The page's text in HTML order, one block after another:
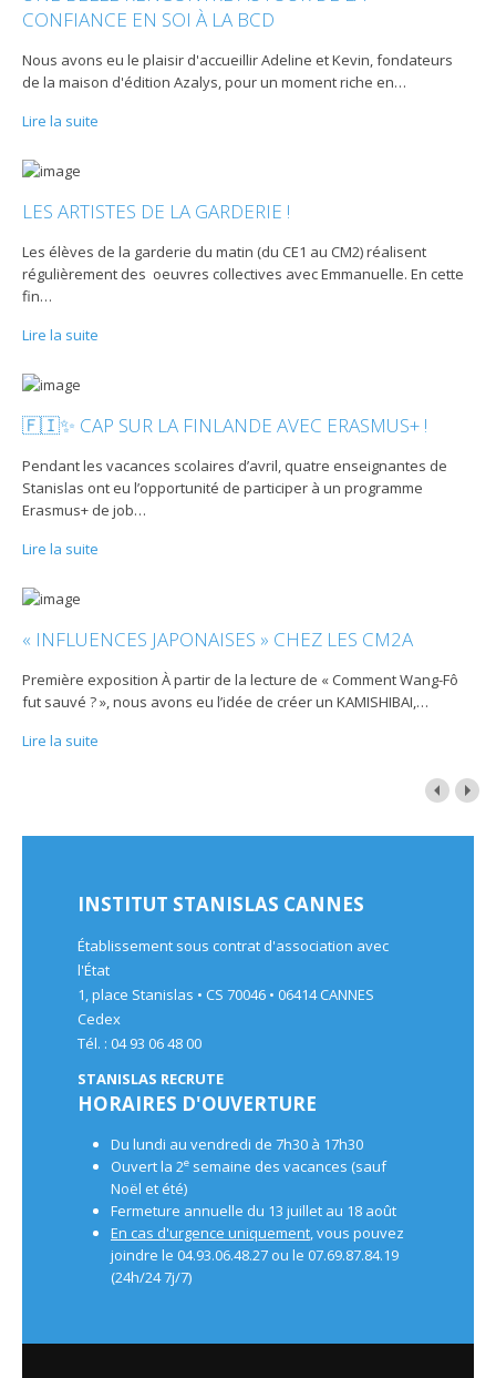
CONFIANCE EN SOI À LA BCD
Nous avons eu le plaisir d'accueillir Adeline et Kevin, fondateurs
de la maison d'édition Azalys, pour un moment riche en…
Lire la suite
LES ARTISTES DE LA GARDERIE !
Les élèves de la garderie du matin (du CE1 au CM2) réalisent
régulièrement des oeuvres collectives avec Emmanuelle. En cette
fin…
Lire la suite
🇫🇮✨ CAP SUR LA FINLANDE AVEC ERASMUS+ !
Pendant les vacances scolaires d’avril, quatre enseignantes de
Stanislas ont eu l’opportunité de participer à un programme
Erasmus+ de job…
Lire la suite
« INFLUENCES JAPONAISES » CHEZ LES CM2A
Première exposition À partir de la lecture de « Comment Wang-Fô
fut sauvé ? », nous avons eu l’idée de créer un KAMISHIBAI,…
Lire la suite
INSTITUT STANISLAS CANNES
Établissement sous contrat d'association avec
l'État
1, place Stanislas • CS 70046 • 06414 CANNES
Cedex
Tél. : 04 93 06 48 00
STANISLAS RECRUTE
HORAIRES D'OUVERTURE
Du lundi au vendredi de 7h30 à 17h30
Ouvert la 2e semaine des vacances (sauf
Noël et été)
Fermeture annuelle du 13 juillet au 18 août
En cas d'urgence uniquement, vous pouvez
joindre le 04.93.06.48.27 ou le 07.69.87.84.19
(24h/24 7j/7)